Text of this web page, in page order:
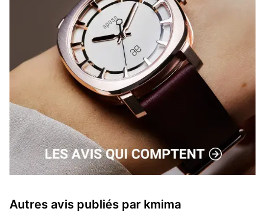
Autres avis publiés par kmima